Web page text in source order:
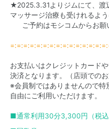
★2025.3.31よりジムにて、渡
マッサージ治療も受けれるよう
ご予約はモシコムからお願
お支払いはクレジットカード
決済となります。（店頭でのお
※会員制ではありませんので
自由にご利用いただけます。
■通常利用30分3,300円（税込